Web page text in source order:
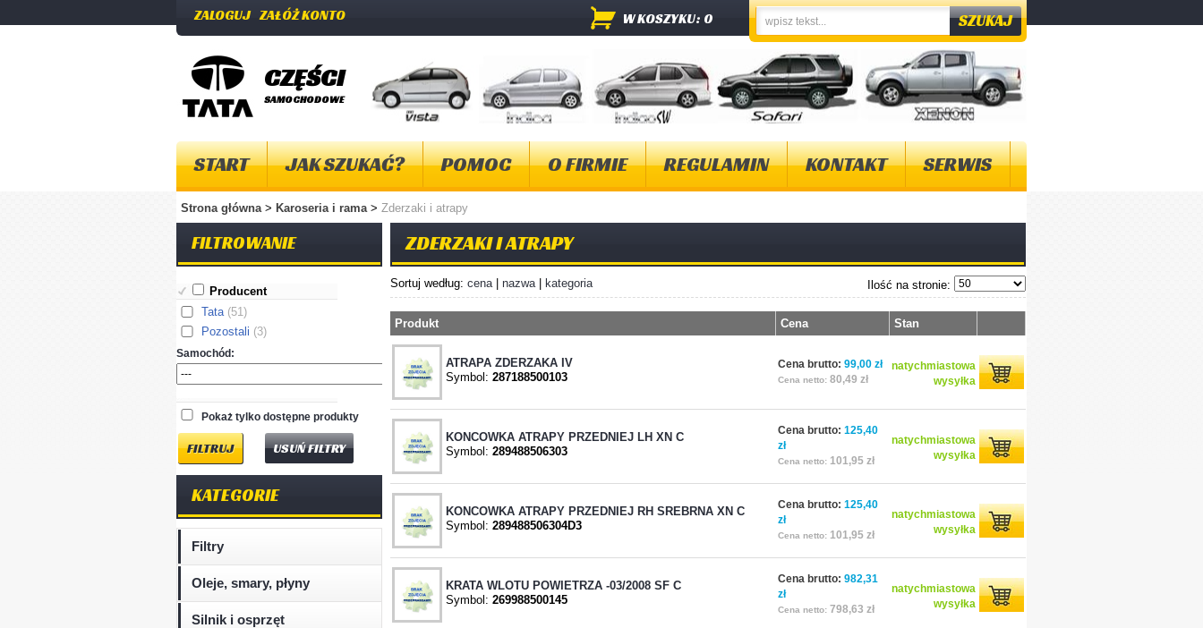
ZALOGUJ ZAŁÓŻ KONTO W KOSZYKU: 0
CZĘŚCI
SAMOCHODOWE
START JAK SZUKAĆ? POMOC O FIRMIE REGULAMIN KONTAKT SERWIS
Strona główna> Karoseria i rama > Zderzaki i atrapy
FILTROWANIE
Producent
Tata(51)
Pozostali (3)
Samochód:
Pokaż tylko dostępne produkty
USUŃ FILTRY
KATEGORIE
Filtry
Oleje, smary, płyny
Silnik i osprzęt
ZDERZAKI I ATRAPY
Sortuj według: cena| nazwa| kategoria Ilość na stronie:
Produkt Cena Stan
ATRAPA ZDERZAKA IV
Symbol: 287188500103
Cena brutto: 99,00 zł
Cena netto: 80,49 zł
natychmiastowa
wysyłka
KONCOWKA ATRAPY PRZEDNIEJ LH XN C
Symbol: 289488506303
Cena brutto: 125,40
zł
Cena netto: 101,95 zł
natychmiastowa
wysyłka
KONCOWKA ATRAPY PRZEDNIEJ RH SREBRNA XN C
Symbol: 289488506304D3
Cena brutto: 125,40
zł
Cena netto: 101,95 zł
natychmiastowa
wysyłka
KRATA WLOTU POWIETRZA -03/2008 SF C
Symbol: 269988500145
Cena brutto: 982,31
zł
Cena netto: 798,63 zł
natychmiastowa
wysyłka